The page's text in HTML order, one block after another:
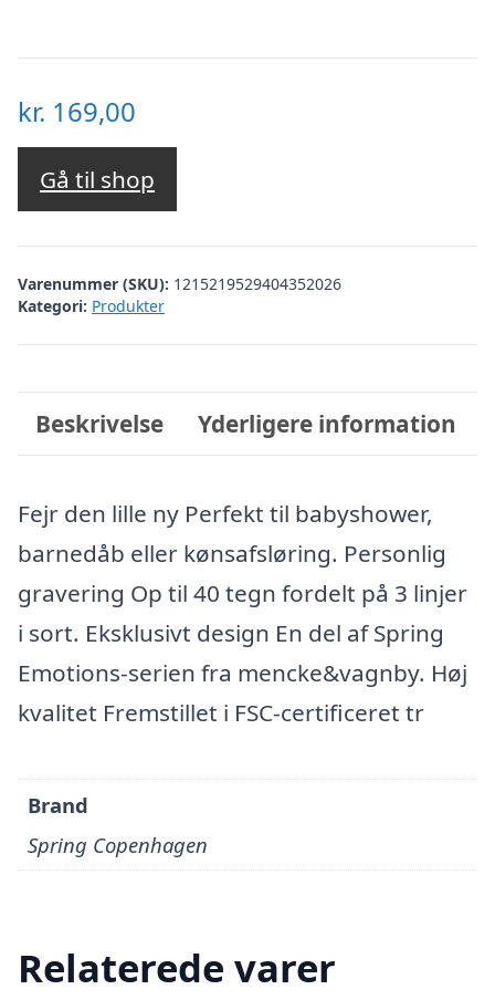
kr. 169,00
Gå til shop
Varenummer (SKU): 1215219529404352026
Kategori: Produkter
Beskrivelse Yderligere information
Fejr den lille ny Perfekt til babyshower,
barnedåb eller kønsafsløring. Personlig
gravering Op til 40 tegn fordelt på 3 linjer
i sort. Eksklusivt design En del af Spring
Emotions-serien fra mencke&vagnby. Høj
kvalitet Fremstillet i FSC-certificeret tr
Brand
Spring Copenhagen
Relaterede varer